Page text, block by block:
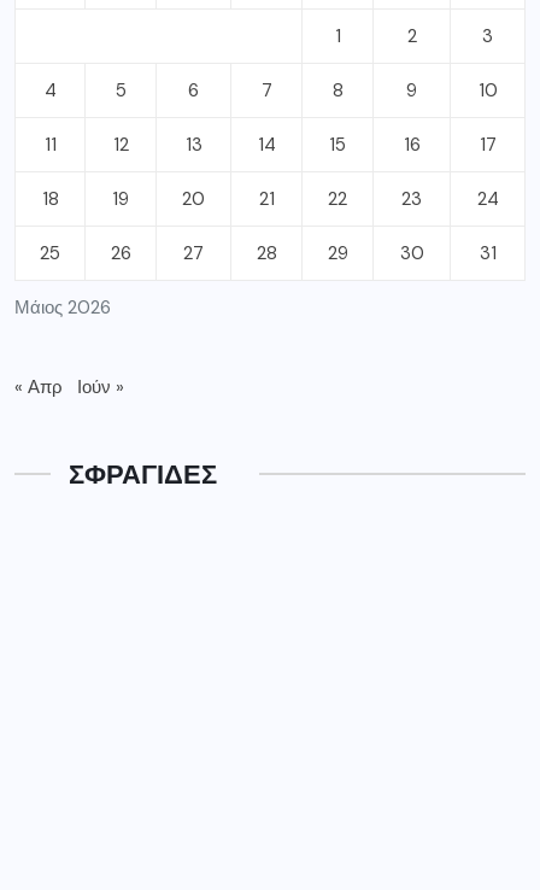
Μάιος 2026
1 2 3
4 5 6 7 8 9 10
11 12 13 14 15 16 17
18 19 20 21 22 23 24
25 26 27 28 29 30 31
« Απρ Ιούν »
ΣΦΡΑΓΙΔΕΣ